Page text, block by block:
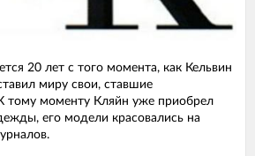
20 лет с того момента, как Кельвин
миру свои, ставшие
тому моменту Кляйн уже приобрел
его модели красовались на